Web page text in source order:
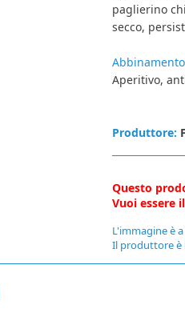
paglierino
secco,
Aperitivo,
Produttore:
Questo
Vuoi essere
L'immagine è
Il produttore è